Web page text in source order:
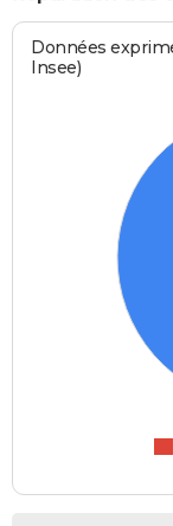
Données
Insee)